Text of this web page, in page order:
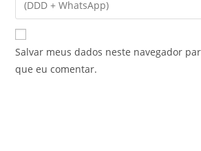
Salvar meus dados neste navegador
que eu comentar.